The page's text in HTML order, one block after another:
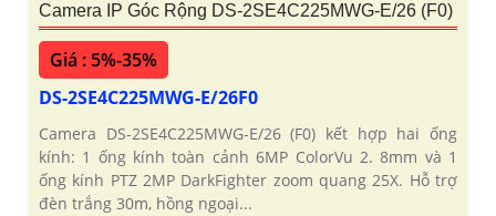
Camera IP Góc Rộng DS-2SE4C225MWG-E/26 (F0)
Giá : 5%-35%
DS-2SE4C225MWG-E/26F0
Camera DS-2SE4C225MWG-E/26 (F0) kết hợp hai ống
kính: 1 ống kính toàn cảnh 6MP ColorVu 2. 8mm và 1
ống kính PTZ 2MP DarkFighter zoom quang 25X. Hỗ trợ
đèn trắng 30m, hồng ngoại...